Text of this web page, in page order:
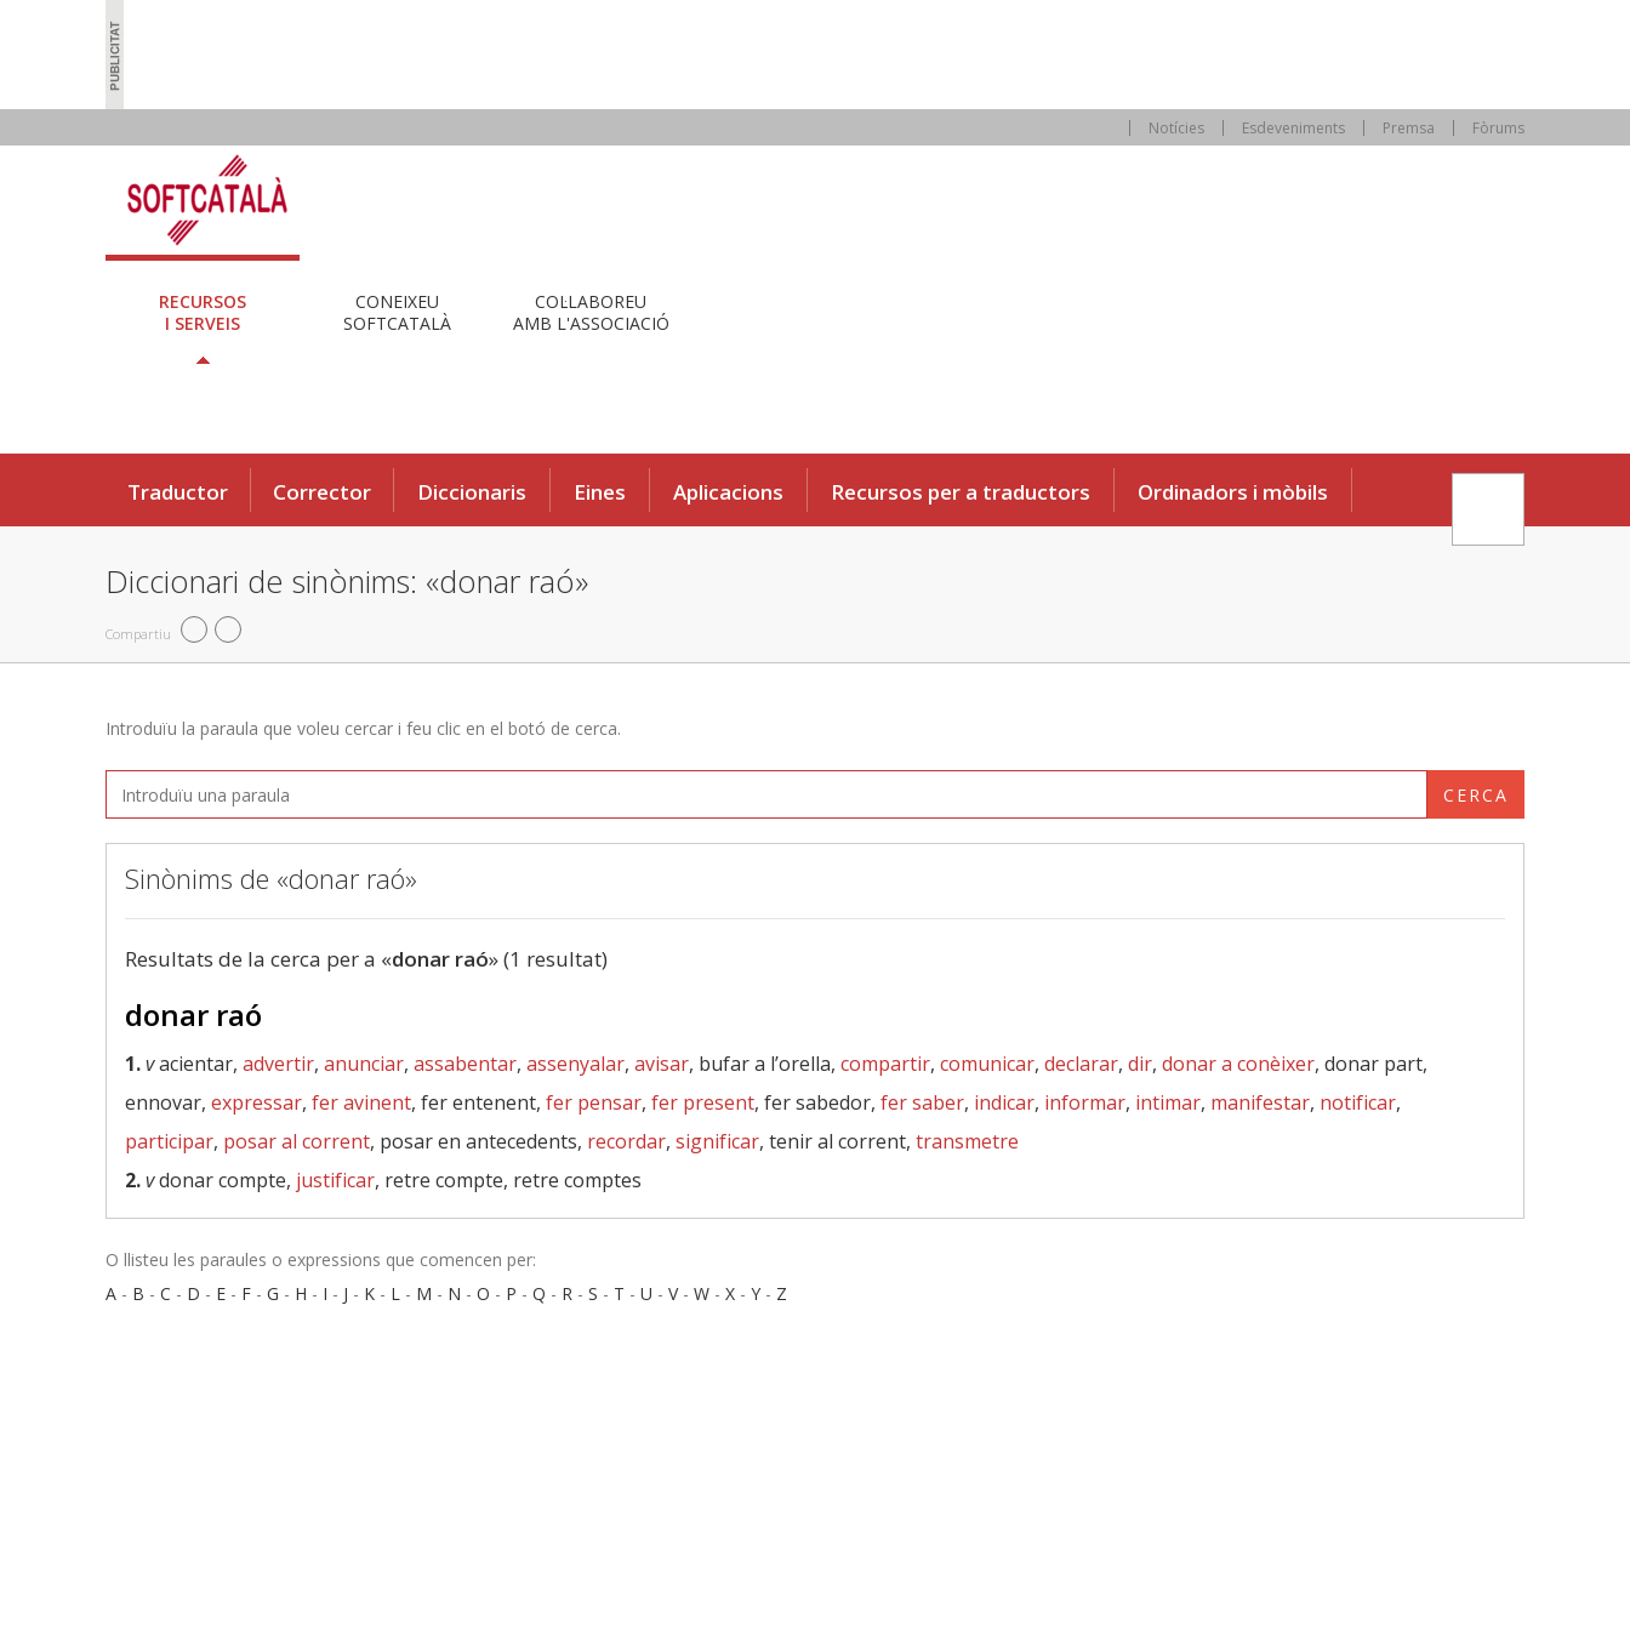
Notícies Esdeveniments Premsa Fòrums
RECURSOS
I SERVEIS
CONEIXEU
SOFTCATALÀ
COL·LABOREU
AMB L'ASSOCIACIÓ
Traductor Corrector Diccionaris Eines Aplicacions Recursos per a traductors Ordinadors i mòbils
Diccionari de sinònims: «donar raó»
Compartiu
Introduïu la paraula que voleu cercar i feu clic en el botó de cerca.
CERCA
Sinònims de «donar raó»
Resultats de la cerca per a «donar raó» (1 resultat)
donar raó
1.vacientar, advertir, anunciar, assabentar, assenyalar, avisar, bufar a l’orella, compartir, comunicar, declarar, dir, donar a conèixer, donar part,
ennovar, expressar, fer avinent, fer entenent, fer pensar, fer present, fer sabedor, fer saber, indicar, informar, intimar, manifestar, notificar,
participar, posar al corrent, posar en antecedents, recordar, significar, tenir al corrent, transmetre
2.vdonar compte, justificar, retre compte, retre comptes
O llisteu les paraules o expressions que comencen per:
A - B - C - D - E - F - G - H - I - J - K - L - M - N - O - P - Q - R - S - T - U - V- W - X - Y - Z